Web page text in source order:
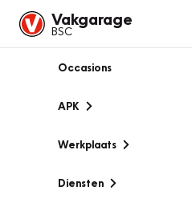
Vakgarage
BSC
Occasions
APK
Werkplaats
Diensten